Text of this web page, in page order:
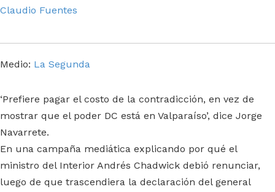
Claudio Fuentes
Medio: La Segunda
‘Prefiere pagar el costo de la contradicción, en vez de
mostrar que el poder DC está en Valparaíso’, dice Jorge
Navarrete.
En una campaña mediática explicando por qué el
ministro del Interior Andrés Chadwick debió renunciar,
luego de que trascendiera la declaración del general